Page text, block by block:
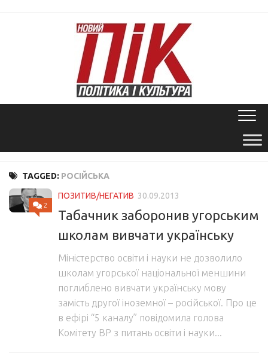
TAGGED: РОСІЙСЬКА
2
ПОЗИТИВ/НЕГАТИВ 30.09.2013
Табачник заборонив угорським
школам вивчати українську
Міністерство освіти і науки не дозволило
школам угорської національної меншини
поглиблено вивчати українську мову
замість другої іноземної – російської. Про це
в ефірі “5 каналу” повідомила голова
Комітету ВР з питань освіти і науки...